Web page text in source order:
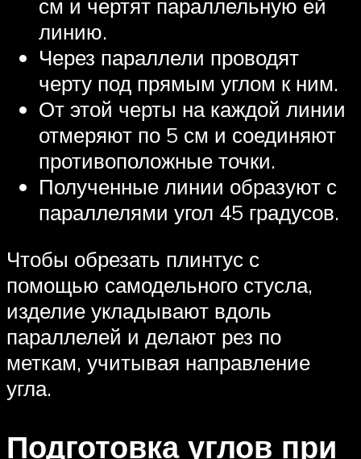
см и чертят параллельную ей
линию.
Через параллели проводят
черту под прямым углом к ним.
От этой черты на каждой линии
отмеряют по 5 см и соединяют
противоположные точки.
Полученные линии образуют с
параллелями угол 45 градусов.
Чтобы обрезать плинтус с
помощью самодельного стусла,
изделие укладывают вдоль
параллелей и делают рез по
меткам, учитывая направление
угла.
Подготовка углов при